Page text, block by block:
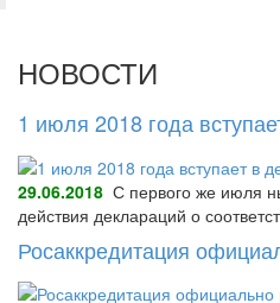
НОВОСТИ
1 июля 2018 года
29.06.2018 С первого же июля
действия деклараций о
Росаккредитация